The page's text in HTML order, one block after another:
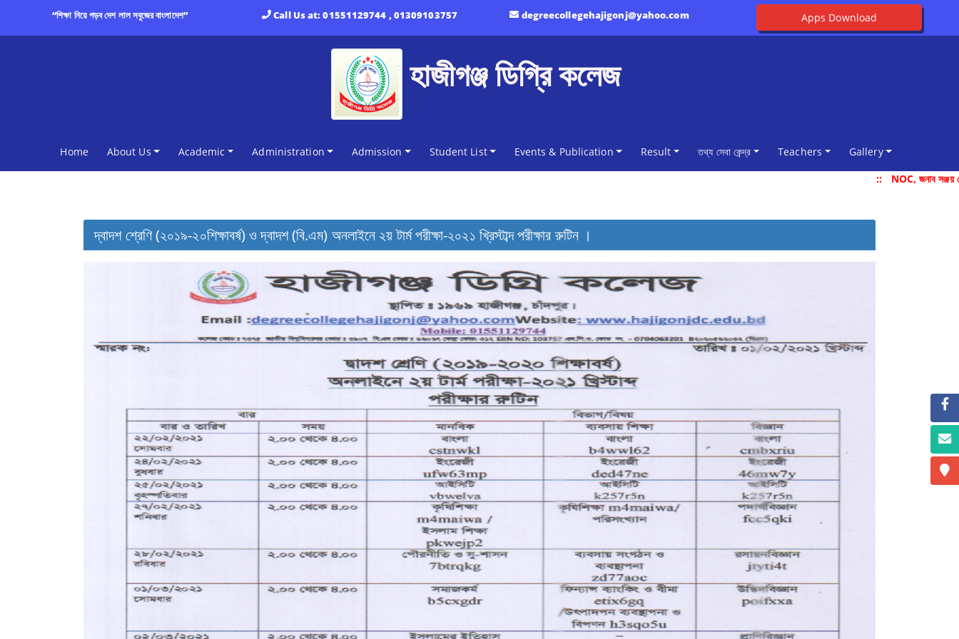
“শিক্ষা নিয়ে গড়ব দেশ লাল সবুজের বাংলাদেশ” Call Us at:01551129744 , 01309103757 degreecollegehajigonj@yahoo.com Apps Download
হাজীগঞ্জ ডিগ্রি কলেজ
Home(current)
About Us Academic Administration Admission Student List Events & Publication Result তথ্য সেবা কেন্দ্র Teachers
Gallery
NOC, জনাব সঞ্জয়
দ্বাদশ শ্রেণি (২০১৯-২০শিক্ষাবর্ষ) ও দ্বাদশ (বি.এম) অনলাইনে ২য় টার্ম পরীক্ষা-২০২১ খ্রিস্টাব্দ পরীক্ষার রুটিন ।